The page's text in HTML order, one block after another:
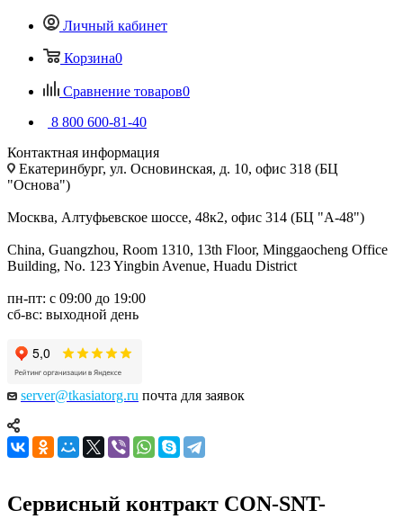
Личный кабинет
Корзина0
Сравнение товаров0
8 800 600-81-40
Контактная информация
Екатеринбург, ул. Основинская, д. 10, офис 318 (БЦ
"Основа")
Москва, Алтуфьевское шоссе, 48к2, офис 314 (БЦ "А-48")
China, Guangzhou, Room 1310, 13th Floor, Minggaocheng Office
Building, No. 123 Yingbin Avenue, Huadu District
пн-пт: с 09:00 до 19:00
сб-вс: выходной день
server@tkasiatorg.ru почта для заявок
Сервисный контракт CON-SNT-